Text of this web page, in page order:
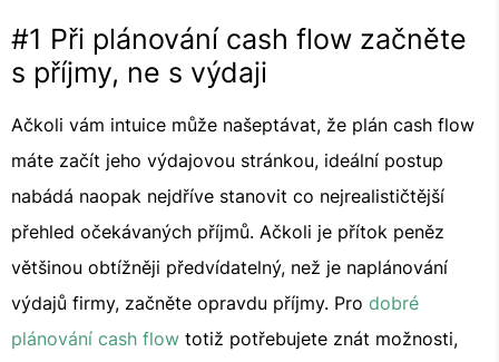
#1 Při plánování cash flow začněte
s příjmy, ne s výdaji
Ačkoli vám intuice může našeptávat, že plán cash flow
máte začít jeho výdajovou stránkou, ideální postup
nabádá naopak nejdříve stanovit co nejrealističtější
přehled očekávaných příjmů. Ačkoli je přítok peněz
většinou obtížněji předvídatelný, než je naplánování
výdajů firmy, začněte opravdu příjmy. Pro dobré
plánování cash flow totiž potřebujete znát možnosti,